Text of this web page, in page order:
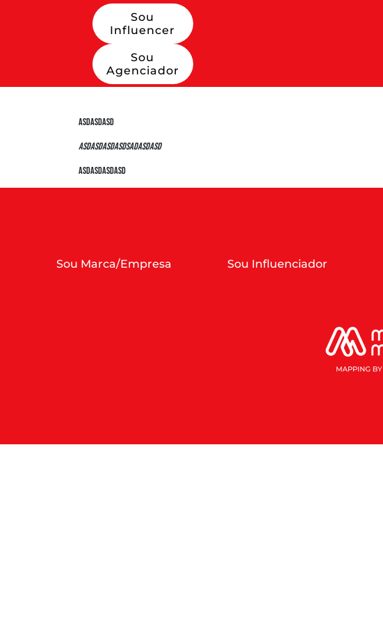
Sou
Influencer
Sou
Agenciador
asdasdasd
asdasdasdasdsadasdasd
asdasdasdasd
Sou Marca/Empresa Sou Influenciador